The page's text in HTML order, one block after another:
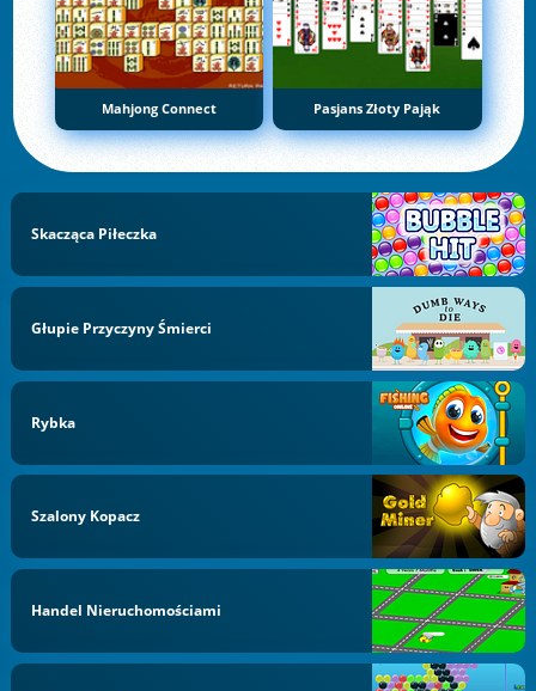
Mahjong Connect Pasjans Złoty Pająk
Skacząca Piłeczka
Głupie Przyczyny Śmierci
Rybka
Szalony Kopacz
Handel Nieruchomościami